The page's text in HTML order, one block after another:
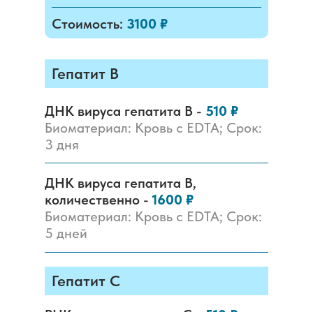
Гепатит B
ДНК вируса гепатита B - 510 ₽
Биоматериал: Кровь с EDTA; Срок:
3 дня
Стоимость: 3100 ₽
ДНК вируса гепатита B,
количественно -1600 ₽
Биоматериал: Кровь с EDTA; Срок:
5 дней
Гепатит C